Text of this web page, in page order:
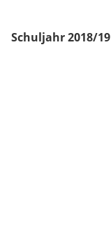
Schuljahr 2018/19